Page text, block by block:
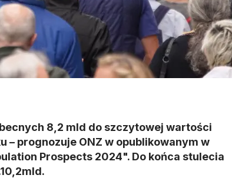
8,2 mld do szczytowej wartości
– prognozuje ONZ w opublikowanym w
Prospects 2024". Do końca stulecia